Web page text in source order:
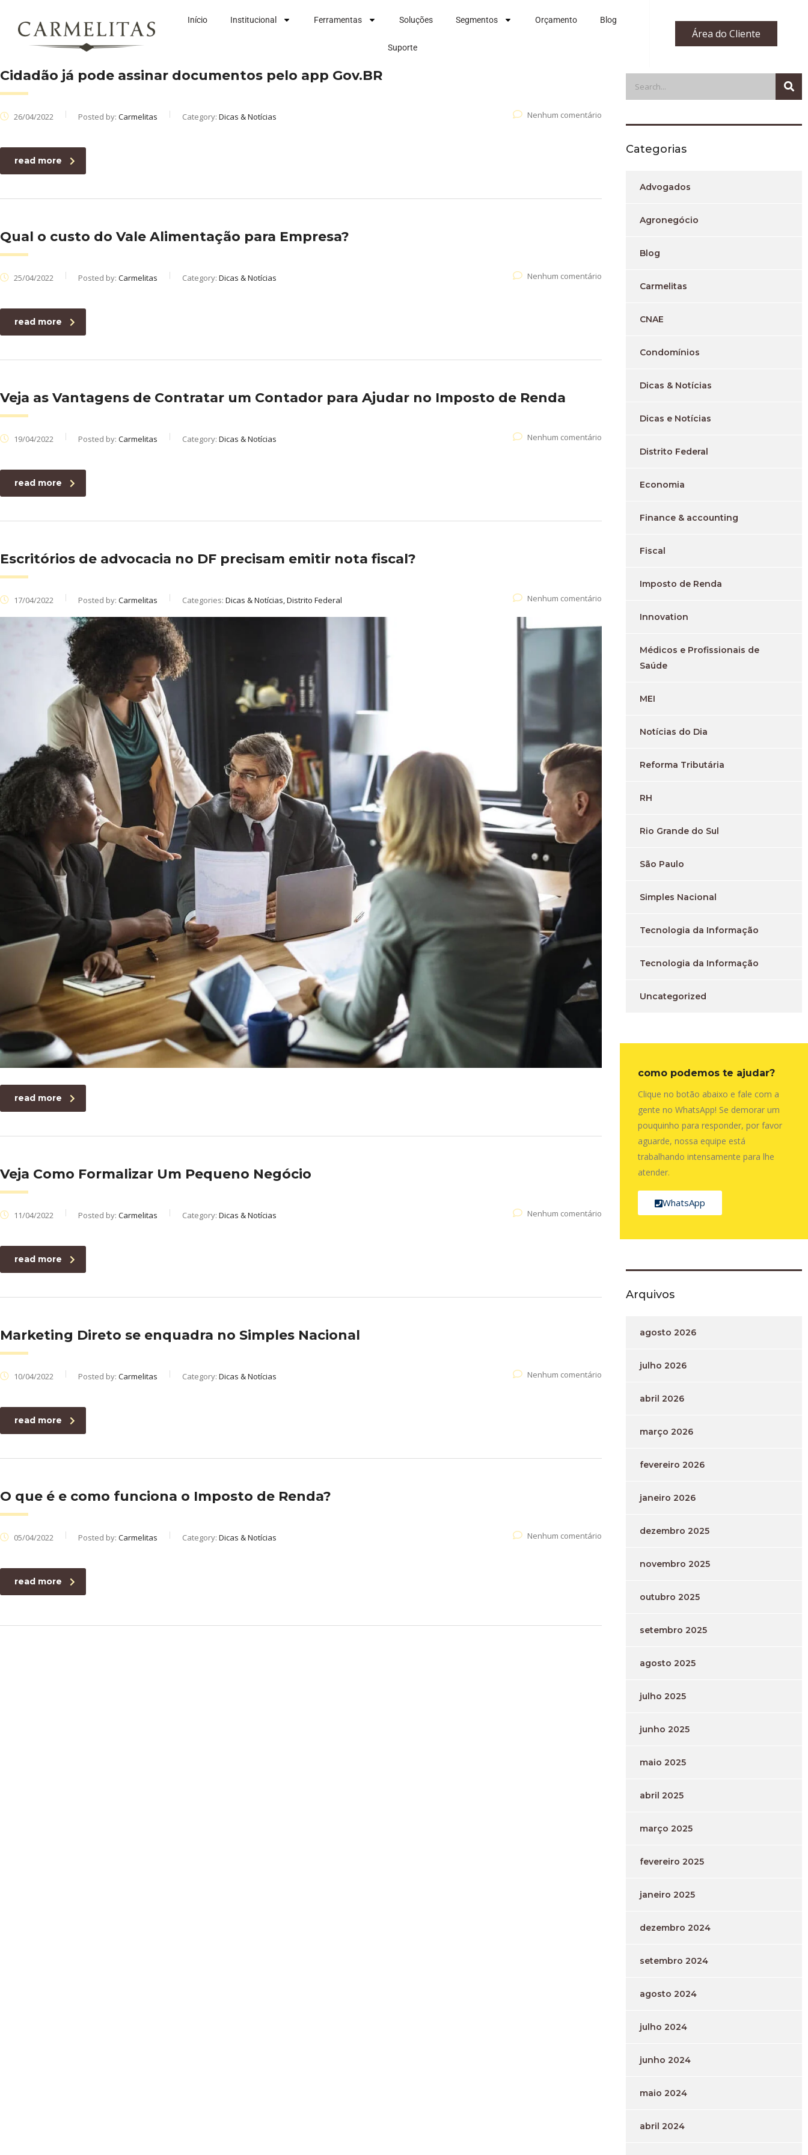
Início Institucional Ferramentas Soluções Segmentos Orçamento Blog
Suporte
Área do Cliente
Cidadão já pode assinar documentos pelo app Gov.BR
26/04/2022 Posted by: Carmelitas Category: Dicas & Notícias Nenhum comentário
read more
Qual o custo do Vale Alimentação para Empresa?
25/04/2022 Posted by: Carmelitas Category: Dicas & Notícias Nenhum comentário
read more
Veja as Vantagens de Contratar um Contador para Ajudar no Imposto de Renda
19/04/2022 Posted by: Carmelitas Category: Dicas & Notícias Nenhum comentário
read more
Escritórios de advocacia no DF precisam emitir nota fiscal?
17/04/2022 Posted by: Carmelitas Categories: Dicas & Notícias, Distrito Federal Nenhum comentário
read more
Veja Como Formalizar Um Pequeno Negócio
11/04/2022 Posted by: Carmelitas Category: Dicas & Notícias Nenhum comentário
read more
Marketing Direto se enquadra no Simples Nacional
10/04/2022 Posted by: Carmelitas Category: Dicas & Notícias Nenhum comentário
read more
O que é e como funciona o Imposto de Renda?
05/04/2022 Posted by: Carmelitas Category: Dicas & Notícias Nenhum comentário
read more
Categorias
Advogados
Agronegócio
Blog
Carmelitas
CNAE
Condomínios
Dicas & Notícias
Dicas e Notícias
Distrito Federal
Economia
Finance & accounting
Fiscal
Imposto de Renda
Innovation
Médicos e Profissionais de
Saúde
MEI
Notícias do Dia
Reforma Tributária
RH
Rio Grande do Sul
São Paulo
Simples Nacional
Tecnologia da Informação
Tecnologia da Informação
Uncategorized
como podemos te ajudar?
Clique no botão abaixo e fale com a
gente no WhatsApp! Se demorar um
pouquinho para responder, por favor
aguarde, nossa equipe está
trabalhando intensamente para lhe
atender.
WhatsApp
Arquivos
agosto 2026
julho 2026
abril 2026
março 2026
fevereiro 2026
janeiro 2026
dezembro 2025
novembro 2025
outubro 2025
setembro 2025
agosto 2025
julho 2025
junho 2025
maio 2025
abril 2025
março 2025
fevereiro 2025
janeiro 2025
dezembro 2024
setembro 2024
agosto 2024
julho 2024
junho 2024
maio 2024
abril 2024